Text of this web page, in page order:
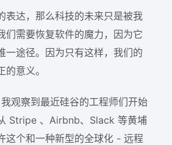
表达，那么科技的未来只是被我
们需要恢复软件的魔力，因为它
一途径。因为只有这样，我们的
意义。
观察到最近硅谷的工程师们开始
Stripe 、Airbnb、Slack 等黄埔
这个和一种新型的全球化 - 远程